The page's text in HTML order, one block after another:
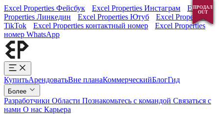
Excel Properties Фейсбук Excel Properties Инстаграм
Excel
Properties Линкедин
Excel Properties Ютуб
Excel Properties
TikTok
Excel Properties контактный номер
Excel Properties
номер WhatsApp
КупитьАрендоватьВне планаКоммерческийБлогГид
Более
Разработчики Области Познакомьтесь с командой Связаться с
нами О нас Карьера
ПРОДАЛ
OUT
ПРОДАЛ
OUT
ПРОДАЛ
OUT
ПРОДАЛ
OUT